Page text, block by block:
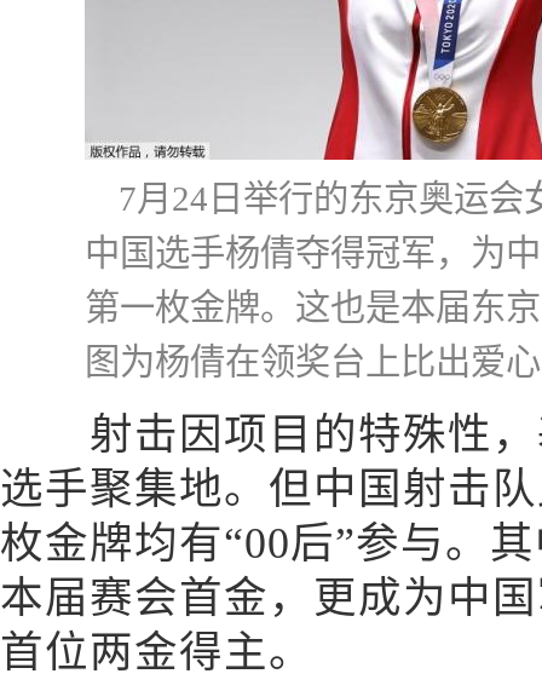
7月24日举行的东京奥运会
中国选手杨倩夺得冠军，为
第一枚金牌。这也是本届东
图为杨倩在领奖台上比出爱
射击因项目的特殊性，
选手聚集地。但中国射击
枚金牌均有“00后”参与。
本届赛会首金，更成为中
首位两金得主。